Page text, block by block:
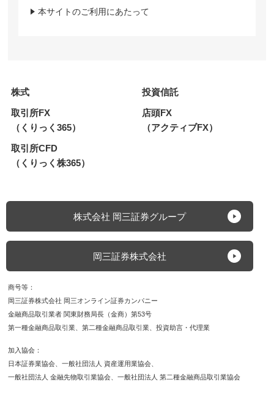
本サイトのご利用にあたって
株式
投資信託
取引所FX
（くりっく365）
店頭FX
（アクティブFX）
取引所CFD
（くりっく株365）
株式会社 岡三証券グループ
岡三証券株式会社
商号等
岡三証券株式会社 岡三オンライン証券カンパニー
金融商品取引業者 関東財務局長（金商）第53号
第一種金融商品取引業
第二種金融商品取引業 投資助言・代理業
加入協会
日本証券業協会
一般社団法人 資産運用業協会
一般社団法人 金融先物取引業協会
一般社団法人 第二種金融商品取引業協会